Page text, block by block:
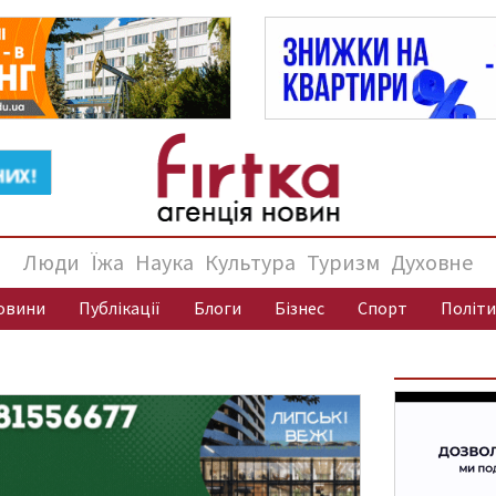
Люди Їжа Наука Культура Туризм Духовне
Публікації Блоги Бізнес Спорт